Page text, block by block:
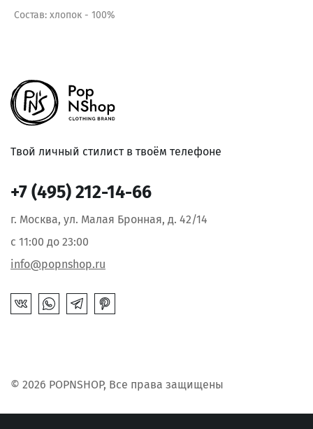
Состав: хлопок - 100%
Твой личный стилист в твоём телефоне
© 2026 POPNSHOP, Все права защищены
+7 (495) 212-14-66
г. Москва, ул. Малая Бронная, д. 42/14
с 11:00 до 23:00
info@popnshop.ru